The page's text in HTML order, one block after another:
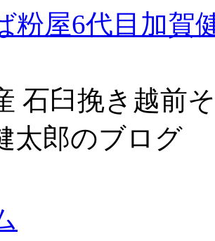
粉屋6代目加賀
石臼挽き越前
太郎のブログ